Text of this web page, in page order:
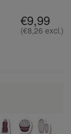
€9,99
(€8,26 excl.)